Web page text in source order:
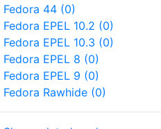
Fedora 44 (0)
Fedora EPEL 10.2 (0)
Fedora EPEL 10.3 (0)
Fedora EPEL 8 (0)
Fedora EPEL 9 (0)
Fedora Rawhide (0)